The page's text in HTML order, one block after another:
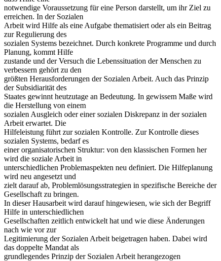
notwendige Voraussetzung für eine Person darstellt, um ihr Ziel zu
erreichen. In der Sozialen
Arbeit wird Hilfe als eine Aufgabe thematisiert oder als ein Beitrag
zur Regulierung des
sozialen Systems bezeichnet. Durch konkrete Programme und durch
Planung, kommt Hilfe
zustande und der Versuch die Lebenssituation der Menschen zu
verbessern gehört zu den
größten Herausforderungen der Sozialen Arbeit. Auch das Prinzip
der Subsidiarität des
Staates gewinnt heutzutage an Bedeutung. In gewissem Maße wird
die Herstellung von einem
sozialen Ausgleich oder einer sozialen Diskrepanz in der sozialen
Arbeit erwartet. Die
Hilfeleistung führt zur sozialen Kontrolle. Zur Kontrolle dieses
sozialen Systems, bedarf es
einer organisatorischen Struktur: von den klassischen Formen her
wird die soziale Arbeit in
unterschiedlichen Problemaspekten neu definiert. Die Hilfeplanung
wird neu angesetzt und
zielt darauf ab, Problemlösungsstrategien in spezifische Bereiche der
Gesellschaft zu bringen.
In dieser Hausarbeit wird darauf hingewiesen, wie sich der Begriff
Hilfe in unterschiedlichen
Gesellschaften zeitlich entwickelt hat und wie diese Änderungen
nach wie vor zur
Legitimierung der Sozialen Arbeit beigetragen haben. Dabei wird
das doppelte Mandat als
grundlegendes Prinzip der Sozialen Arbeit herangezogen